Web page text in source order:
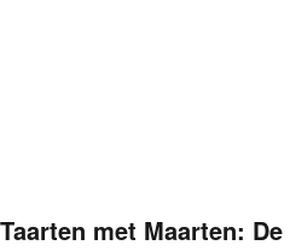
Taarten met Maarten: